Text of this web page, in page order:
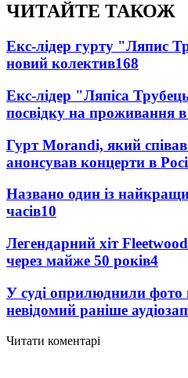
ЧИТАЙТЕ ТАКОЖ
Екс-лідер гурту "Ляпис
новий колектив168
Екс-лідер "Ляпіса
посвідку на проживання в
Гурт Morandi, який
анонсував концерти в
Названо один із найкращих
часів10
Легендарний хіт
через майже 50 років4
У суді оприлюднили фото
невідомий раніше
Читати коментарі